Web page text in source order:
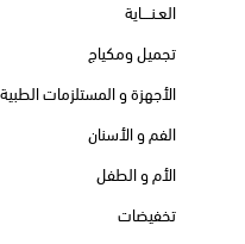
العـنــــاية
تجميل ومكياج
الأجهزة و المستلزمات الطبية
الفم و الأسنان
الأم و الطفل
تخفيضات